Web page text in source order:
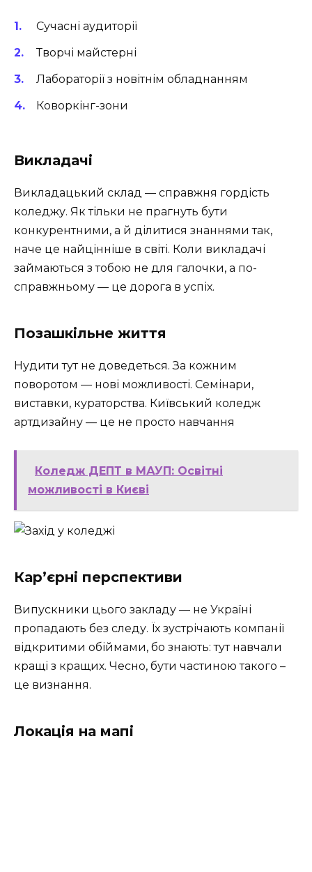
Сучасні аудиторії
Творчі майстерні
Лабораторії з новітнім обладнанням
Коворкінг-зони
Викладачі
Викладацький склад — справжня гордість
коледжу. Як тільки не прагнуть бути
конкурентними, а й ділитися знаннями так,
наче це найцінніше в світі. Коли викладачі
займаються з тобою не для галочки, а по-
справжньому — це дорога в успіх.
Позашкільне життя
Нудити тут не доведеться. За кожним
поворотом — нові можливості. Семінари,
виставки, кураторства. Київський коледж
артдизайну — це не просто навчання
Коледж ДЕПТ в МАУП: Освітні
можливості в Києві
Кар’єрні перспективи
Випускники цього закладу — не Україні
пропадають без следу. Їх зустрічають компанії
відкритими обіймами, бо знають: тут навчали
кращі з кращих. Чесно, бути частиною такого –
це визнання.
Локація на мапі